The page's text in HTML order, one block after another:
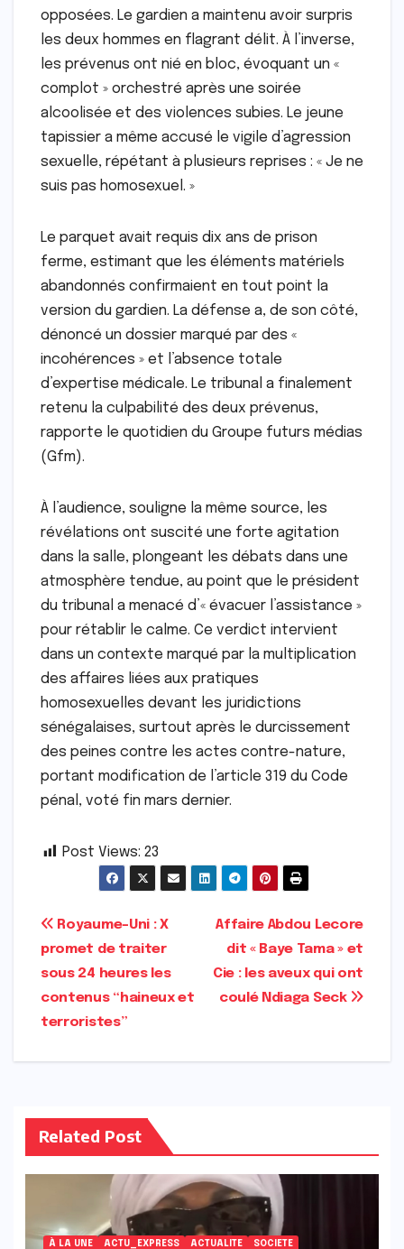
opposées. Le gardien a maintenu avoir surpris
les deux hommes en flagrant délit. À l’inverse,
les prévenus ont nié en bloc, évoquant un «
complot » orchestré après une soirée
alcoolisée et des violences subies. Le jeune
tapissier a même accusé le vigile d’agression
sexuelle, répétant à plusieurs reprises : « Je ne
suis pas homosexuel. »
Le parquet avait requis dix ans de prison
ferme, estimant que les éléments matériels
abandonnés confirmaient en tout point la
version du gardien. La défense a, de son côté,
dénoncé un dossier marqué par des «
incohérences » et l’absence totale
d’expertise médicale. Le tribunal a finalement
retenu la culpabilité des deux prévenus,
rapporte le quotidien du Groupe futurs médias
(Gfm).
À l’audience, souligne la même source, les
révélations ont suscité une forte agitation
dans la salle, plongeant les débats dans une
atmosphère tendue, au point que le président
du tribunal a menacé d’« évacuer l’assistance »
pour rétablir le calme. Ce verdict intervient
dans un contexte marqué par la multiplication
des affaires liées aux pratiques
homosexuelles devant les juridictions
sénégalaises, surtout après le durcissement
des peines contre les actes contre-nature,
portant modification de l’article 319 du Code
pénal, voté fin mars dernier.
Post Views: 23
Navigation
de
l’article
Affaire Abdou Lecore
dit « Baye Tama » et
Cie : les aveux qui ont
coulé Ndiaga Seck
Royaume-Uni : X
promet de traiter
sous 24 heures les
contenus “haineux et
terroristes”
Related Post
À LA UNE ACTU_EXPRESS ACTUALITE SOCIETE